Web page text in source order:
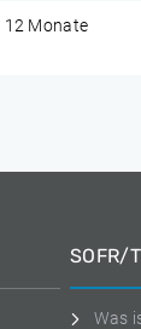
12 Monate
SOFR/
Was